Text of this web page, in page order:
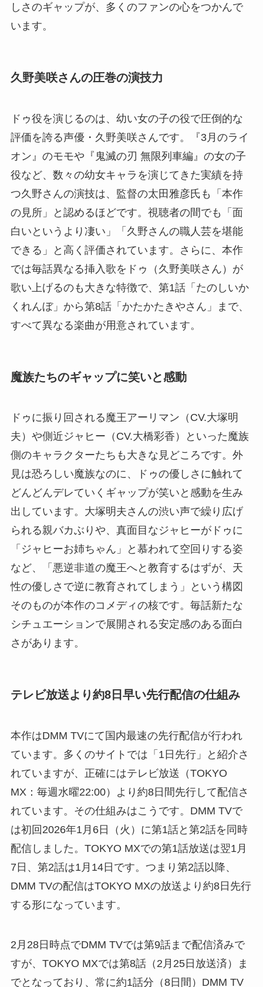
しさのギャップが、多くのファンの心をつかんで
います。
久野美咲さんの圧巻の演技力
ドゥ役を演じるのは、幼い女の子の役で圧倒的な
評価を誇る声優・久野美咲さんです。『3月のライ
オン』のモモや『鬼滅の刃 無限列車編』の女の子
役など、数々の幼女キャラを演じてきた実績を持
つ久野さんの演技は、監督の太田雅彦氏も「本作
の見所」と認めるほどです。視聴者の間でも「面
白いというより凄い」「久野さんの職人芸を堪能
できる」と高く評価されています。さらに、本作
では毎話異なる挿入歌をドゥ（久野美咲さん）が
歌い上げるのも大きな特徴で、第1話「たのしいか
くれんぼ」から第8話「かたかたきやさん」まで、
すべて異なる楽曲が用意されています。
魔族たちのギャップに笑いと感動
ドゥに振り回される魔王アーリマン（CV.大塚明
夫）や側近ジャヒー（CV.大橋彩香）といった魔族
側のキャラクターたちも大きな見どころです。外
見は恐ろしい魔族なのに、ドゥの優しさに触れて
どんどんデレていくギャップが笑いと感動を生み
出しています。大塚明夫さんの渋い声で繰り広げ
られる親バカぶりや、真面目なジャヒーがドゥに
「ジャヒーお姉ちゃん」と慕われて空回りする姿
など、「悪逆非道の魔王へと教育するはずが、天
性の優しさで逆に教育されてしまう」という構図
そのものが本作のコメディの核です。毎話新たな
シチュエーションで展開される安定感のある面白
さがあります。
テレビ放送より約8日早い先行配信の仕組み
本作はDMM TVにて国内最速の先行配信が行われ
ています。多くのサイトでは「1日先行」と紹介さ
れていますが、正確にはテレビ放送（TOKYO
MX：毎週水曜22:00）より約8日間先行して配信さ
れています。その仕組みはこうです。DMM TVで
は初回2026年1月6日（火）に第1話と第2話を同時
配信しました。TOKYO MXでの第1話放送は翌1月
7日、第2話は1月14日です。つまり第2話以降、
DMM TVの配信はTOKYO MXの放送より約8日先行
する形になっています。
2月28日時点でDMM TVでは第9話まで配信済みで
すが、TOKYO MXでは第8話（2月25日放送済）ま
でとなっており、常に約1話分（8日間）DMM TV